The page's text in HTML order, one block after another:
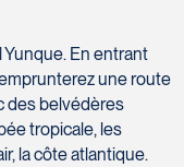
En entrant
une route
des belvédères
tropicale, les
la côte atlantique.